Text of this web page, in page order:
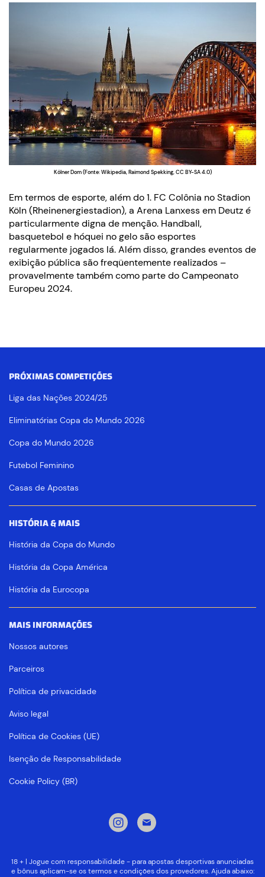
Kölner Dom (Fonte: Wikipedia, Raimond Spekking, CC BY-SA 4.0)
Em termos de esporte, além do 1. FC Colônia no Stadion
Köln (Rheinenergiestadion), a Arena Lanxess em Deutz é
particularmente digna de menção. Handball,
basquetebol e hóquei no gelo são esportes
regularmente jogados lá. Além disso, grandes eventos de
exibição pública são freqüentemente realizados –
provavelmente também como parte do Campeonato
Europeu 2024.
PRÓXIMAS COMPETIÇÕES
Liga das Nações 2024/25
Eliminatórias Copa do Mundo 2026
Copa do Mundo 2026
Futebol Feminino
Casas de Apostas
HISTÓRIA & MAIS
História da Copa do Mundo
História da Copa América
História da Eurocopa
MAIS INFORMAÇÕES
Nossos autores
Parceiros
Política de privacidade
Aviso legal
Política de Cookies (UE)
Isenção de Responsabilidade
Cookie Policy (BR)
18 + | Jogue com responsabilidade - para apostas desportivas anunciadas
e bônus aplicam-se os termos e condições dos provedores. Ajuda abaixo: